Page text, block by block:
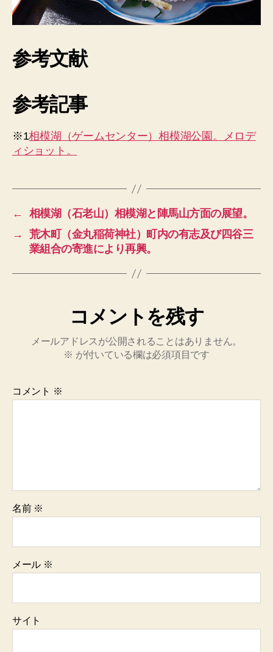
参考文献
参考記事
※1相模湖（ゲームセンター）相模湖公園。メロデ
ィショット。
←
相模湖（石老山）相模湖と陣馬山方面の展望。
→
荒木町（金丸稲荷神社）町内の有志及び四谷三
業組合の寄進により再興。
コメントを残す
メールアドレスが公開されることはありません。
※ が付いている欄は必須項目です
コメント ※
名前 ※
メール ※
サイト